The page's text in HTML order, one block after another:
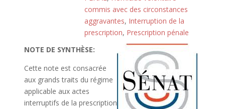
commis avec des circonstances
aggravantes, Interruption de la
prescription, Prescription pénale
NOTE DE SYNTHÈSE:
Cette note est consacrée
aux grands traits du régime
applicable aux actes
interruptifs de la prescription